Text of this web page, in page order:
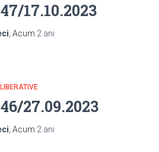
17.10.2023
, Acum 2 ani
27.09.2023
, Acum 2 ani